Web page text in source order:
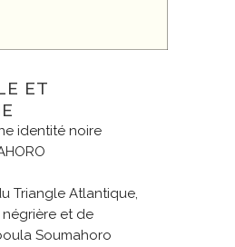
ET
identité noire
Triangle Atlantique,
et de
Soumahoro